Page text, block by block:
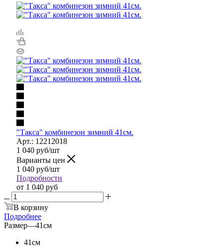
"Такса" комбинезон зимний 41см.
Арт.: 12212018
1 040 руб/шт
Варианты цен
1 040 руб/шт
Подробности
от 1 040 руб
В корзину
Подробнее
Размер—41см
41см